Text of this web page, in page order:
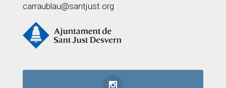
carraublau@santjust.org